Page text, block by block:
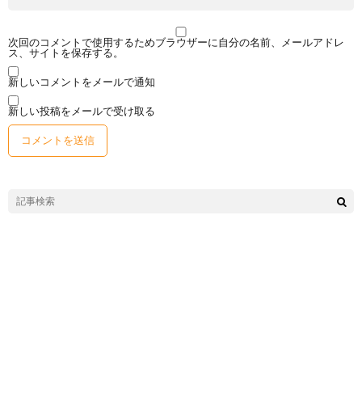
次回のコメントで使用するためブラウザーに自分の名前、メールアドレ
ス、サイトを保存する。
新しいコメントをメールで通知
新しい投稿をメールで受け取る